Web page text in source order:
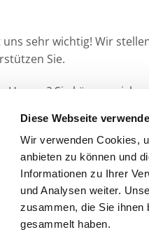
Diese Webseite
Wir verwenden Cookies,
anbieten zu können und
Informationen zu Ihrer
und Analysen weiter.
zusammen, die Sie ihnen
gesammelt haben.
sehr wichtig! Wir
Sie.
Herzen? Sie können sich